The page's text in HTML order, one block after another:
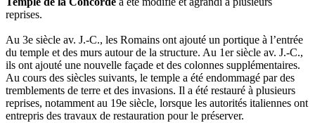
reprises.
Au 3e siècle av. J.-C., les Romains ont ajouté un portique à l’entrée
du temple et des murs autour de la structure. Au 1er siècle av. J.-C.,
ils ont ajouté une nouvelle façade et des colonnes supplémentaires.
Au cours des siècles suivants, le temple a été endommagé par des
tremblements de terre et des invasions. Il a été restauré à plusieurs
reprises, notamment au 19e siècle, lorsque les autorités italiennes ont
entrepris des travaux de restauration pour le préserver.